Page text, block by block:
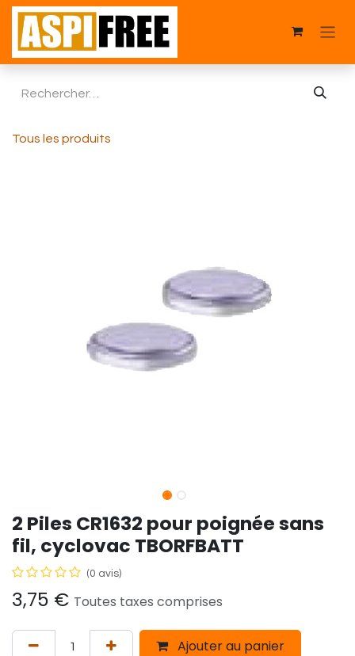
Se rendre au contenu
Tous les produits
2 Piles CR1632 pour poignée sans
fil, cyclovac TBORFBATT
(0 avis)
3,75 € Toutes taxes comprises
Ajouter au panier